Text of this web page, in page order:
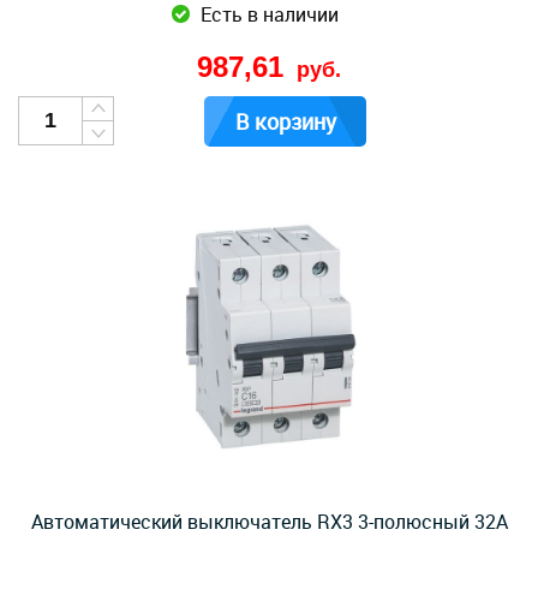
Есть в наличии
987,61 руб.
В корзину
Автоматический выключатель RX3 3-полюсный 32А